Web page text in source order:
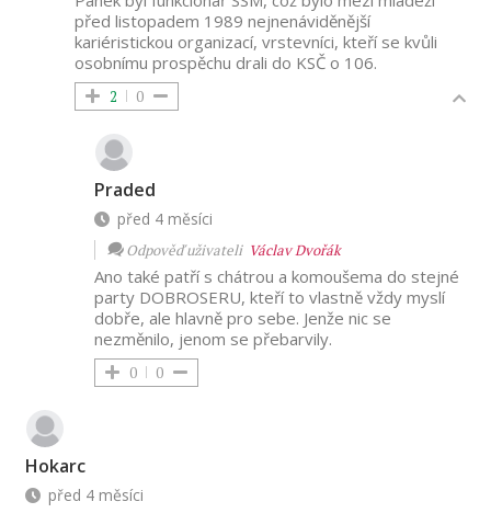
před listopadem 1989 nejnenáviděnější
kariéristickou organizací, vrstevníci, kteří se kvůli
osobnímu prospěchu drali do KSČ o 106.
2 0
Praded
před 4 měsíci
Odpověď uživateli Václav Dvořák
Ano také patří s chátrou a komoušema do stejné
party DOBROSERU, kteří to vlastně vždy myslí
dobře, ale hlavně pro sebe. Jenže nic se
nezměnilo, jenom se přebarvily.
0 0
Hokarc
před 4 měsíci